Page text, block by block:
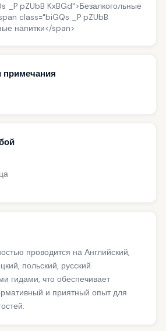
_P pZUbB KxBGd">Безалкогольные
class="biGQs _P pZUbB
напитки</span>
проводится на Английский,
польский, русский
гидами, что обеспечивает
и приятный опыт для